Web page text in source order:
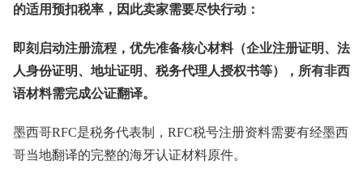
的适用预扣税率，因此卖家需要尽快行动：
即刻启动注册流程，优先准备核心材料（企业注册证明、法
人身份证明、地址证明、税务代理人授权书等），所有非西
语材料需完成公证翻译。
墨西哥RFC是税务代表制，RFC税号注册资料需要有经墨西
哥当地翻译的完整的海牙认证材料原件。